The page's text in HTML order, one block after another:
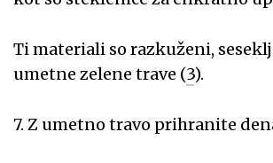
Ti materiali so razkuženi,
umetne zelene trave (3).
7. Z umetno travo prihranite